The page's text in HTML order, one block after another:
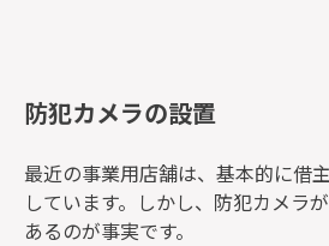
防犯カメラの設置
最近の事業用店舗は、基本的に借
しています。しかし、防犯カメラ
あるのが事実です。